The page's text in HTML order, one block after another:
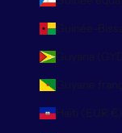
Haïti (EUR €)